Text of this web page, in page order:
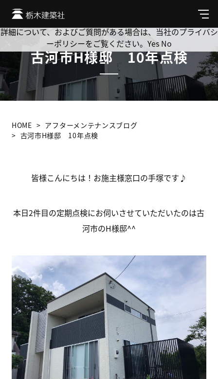
メ
ニ
ュ
古河市H様邸 10年点検
HOME
アフターメンテナンスブログ
古河市H様邸 10年点検
皆様こんにちは！お施主様窓口の手塚です♪
本日2件目の定期点検にお伺いさせていただいたのは古
河市のH様邸^^
Cookie を使用して、お客様の活動を追跡してもよろしいです
か? 当社ではお客様のプライバシーを極めて重視しています。
詳細について、およびご質問がある場合は、当社のプライバシ
ーポリシーをご覧ください。 Yes No